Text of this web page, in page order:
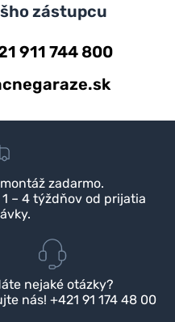
zástupcu
911 744 800
zadarmo.
– 4 týždňov od prijatia
nejaké otázky?
nás! +421 91 174 48 00